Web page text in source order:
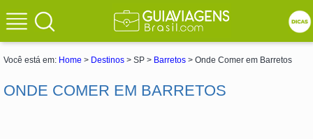
Você está em: Home > Destinos > SP > Barretos > Onde Comer em Barretos
ONDE COMER EM BARRETOS